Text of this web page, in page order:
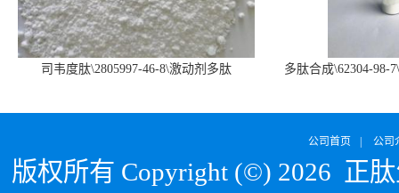
司韦度肽\2805997-46-8\激动剂多肽
多肽合成\62304-98-
公司首页 公司
版权所有 Copyright (©) 2026 正